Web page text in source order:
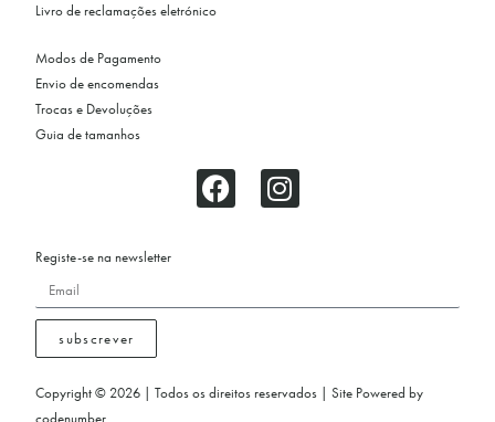
Livro de reclamações eletrónico
Modos de Pagamento
Envio de encomendas
Trocas e Devoluções
Guia de tamanhos
Registe-se na newsletter
subscrever
Copyright © 2026 | Todos os direitos reservados | Site Powered by